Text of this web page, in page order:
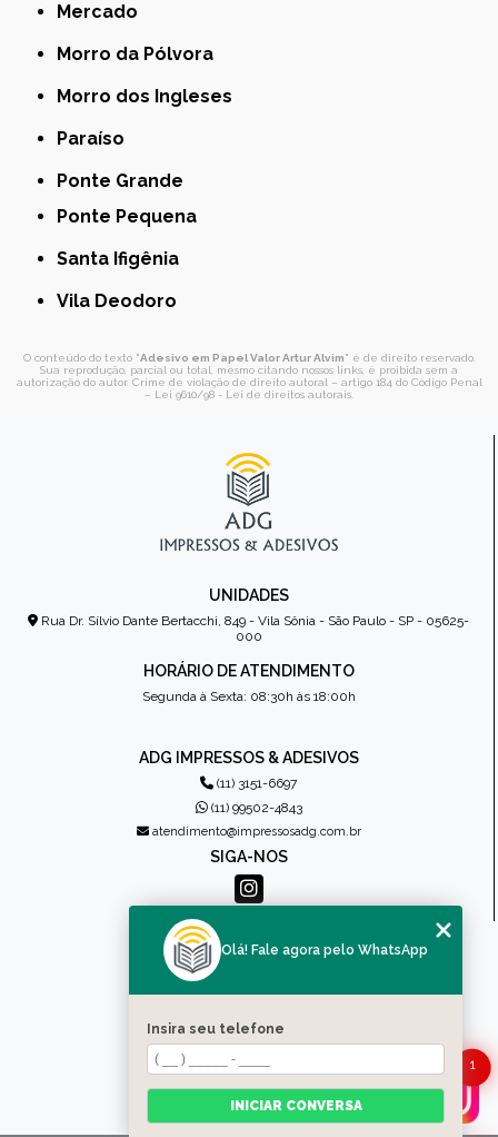
Mercado
Morro da Pólvora
Morro dos Ingleses
Paraíso
Ponte Grande
Ponte Pequena
Santa Ifigênia
Vila Deodoro
O conteúdo do texto "Adesivo em Papel Valor Artur Alvim" é de direito reservado.
Sua reprodução, parcial ou total, mesmo citando nossos links, é proibida sem a
autorização do autor. Crime de violação de direito autoral – artigo 184 do Código Penal
– Lei 9610/98 - Lei de direitos autorais
UNIDADES
Rua Dr. Sílvio Dante Bertacchi, 849 - Vila Sônia - São Paulo - SP - 05625-
000
HORÁRIO DE ATENDIMENTO
Segunda à Sexta: 08:30h às 18:00h
ADG IMPRESSOS & ADESIVOS
(11) 3151-6697
(11) 99502-4843
atendimento@impressosadg.com.br
SIGA-NOS
MENU
QUEM SOMOS
PRODUTOS
CONTATO
CATEGORIAS
MAPA DO SITE
1
Olá! Fale agora pelo WhatsApp
Insira seu telefone
INICIAR CONVERSA